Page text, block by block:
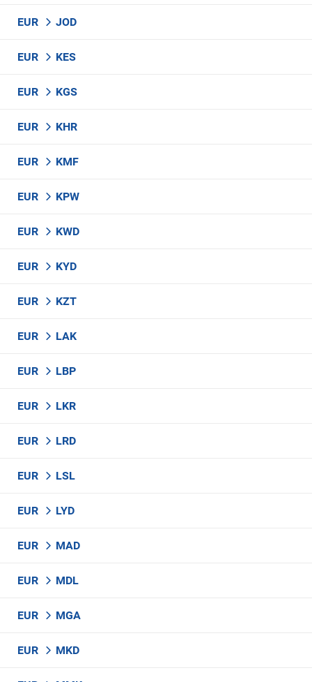
EUR JOD
EUR KES
EUR KGS
EUR KHR
EUR KMF
EUR KPW
EUR KWD
EUR KYD
EUR KZT
EUR LAK
EUR LBP
EUR LKR
EUR LRD
EUR LSL
EUR LYD
EUR MAD
EUR MDL
EUR MGA
EUR MKD